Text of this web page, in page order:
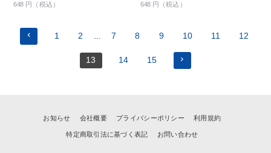
648 円（税込） 648 円（税込）
1 2 ... 7 8 9 10 11 12
13 14 15
お知らせ 会社概要 プライバシーポリシー 利用規約
特定商取引法に基づく表記 お問い合わせ